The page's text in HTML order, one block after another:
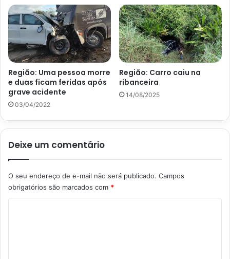
Região: Uma pessoa morre
e duas ficam feridas após
grave acidente
03/04/2022
Região: Carro caiu na
ribanceira
14/08/2025
Deixe um comentário
O seu endereço de e-mail não será publicado. Campos
obrigatórios são marcados com *